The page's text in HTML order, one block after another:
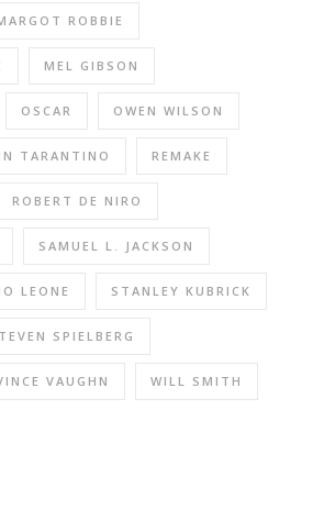
ROBBIE
MEL GIBSON
OSCAR OWEN WILSON
TARANTINO REMAKE
ROBERT DE NIRO
SAMUEL L. JACKSON
LEONE STANLEY KUBRICK
SPIELBERG
VAUGHN WILL SMITH